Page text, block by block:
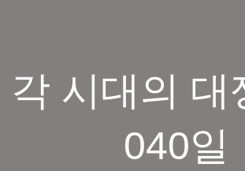
각 시대의 대
040일